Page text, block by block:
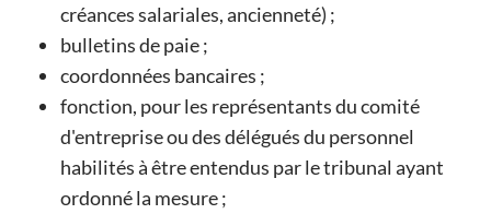
créances salariales, ancienneté) ;
bulletins de paie ;
coordonnées bancaires ;
fonction, pour les représentants du comité
d'entreprise ou des délégués du personnel
habilités à être entendus par le tribunal ayant
ordonné la mesure ;